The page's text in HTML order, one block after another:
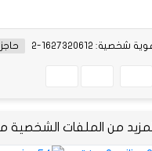
شخصية: 1627320612-2 حاجز
من الملفات الشخصية